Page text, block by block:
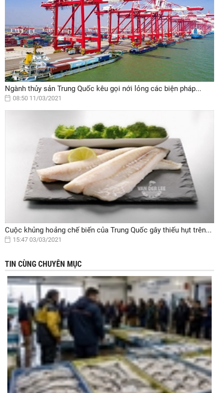
Ngành thủy sản Trung Quốc kêu gọi nới lỏng các biện pháp...
08:50 11/03/2021
Cuộc khủng hoảng chế biến của Trung Quốc gây thiếu hụt trên...
15:47 03/03/2021
TIN CÙNG CHUYÊN MỤC